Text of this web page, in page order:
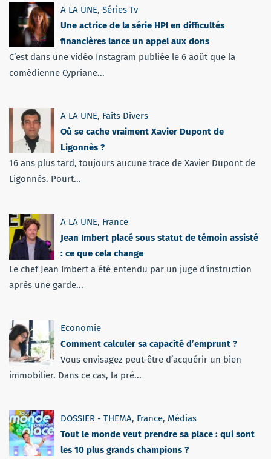
A LA UNE, Séries Tv
Une actrice de la série HPI en difficultés
financières lance un appel aux dons
C’est dans une vidéo Instagram publiée le 6 août que la
comédienne Cypriane...
A LA UNE, Faits Divers
Où se cache vraiment Xavier Dupont de
Ligonnès ?
16 ans plus tard, toujours aucune trace de Xavier Dupont de
Ligonnès. Pourt...
A LA UNE, France
Jean Imbert placé sous statut de témoin assisté
: ce que cela change
Le chef Jean Imbert a été entendu par un juge d'instruction
après une garde...
Economie
Comment calculer sa capacité d’emprunt ?
Vous envisagez peut-être d’acquérir un bien
immobilier. Dans ce cas, la pré...
DOSSIER - THEMA, France, Médias
Tout le monde veut prendre sa place : qui sont
les 10 plus grands champions ?